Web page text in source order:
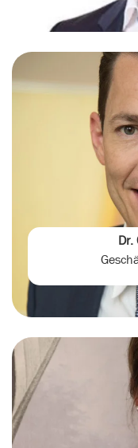
Dr.